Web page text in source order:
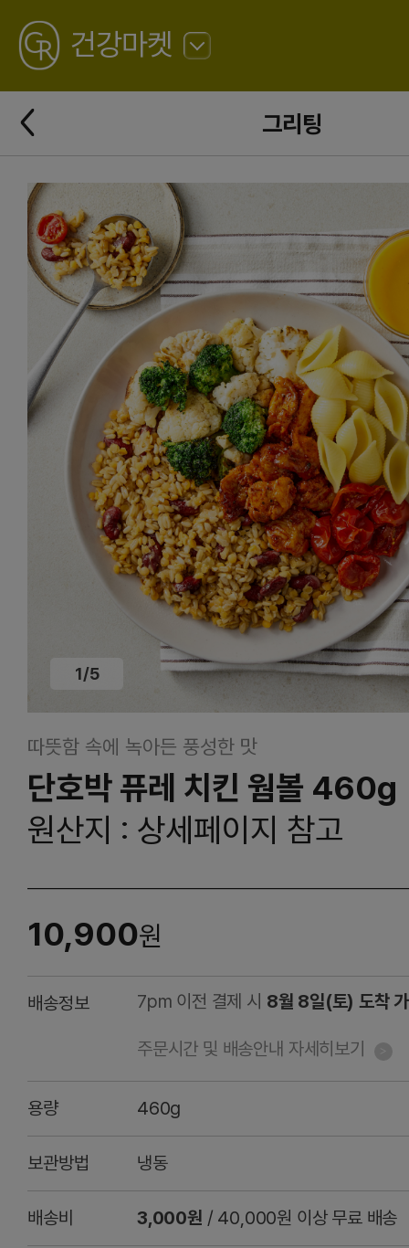
GREATING
건강마켓
로
그리팅
뒤
로
가
1/5
따뜻함 속에 녹아든 풍성한 맛
단호박 퓨레 치킨 웜볼 460g
원산지 : 상세페이지 참고
10,900원
배송정보 7pm 이전 결제 시 8월 8일(토) 도착
주문시간 및 배송안내 자세히보기
용량 460g
보관방법 냉동
배송비 3,000원 / 40,000원 이상 무료 배송